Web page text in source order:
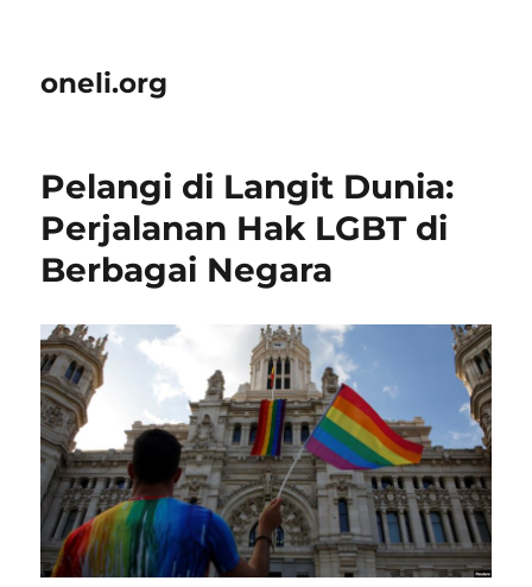
oneli.org
Pelangi di Langit Dunia:
Perjalanan Hak LGBT di
Berbagai Negara